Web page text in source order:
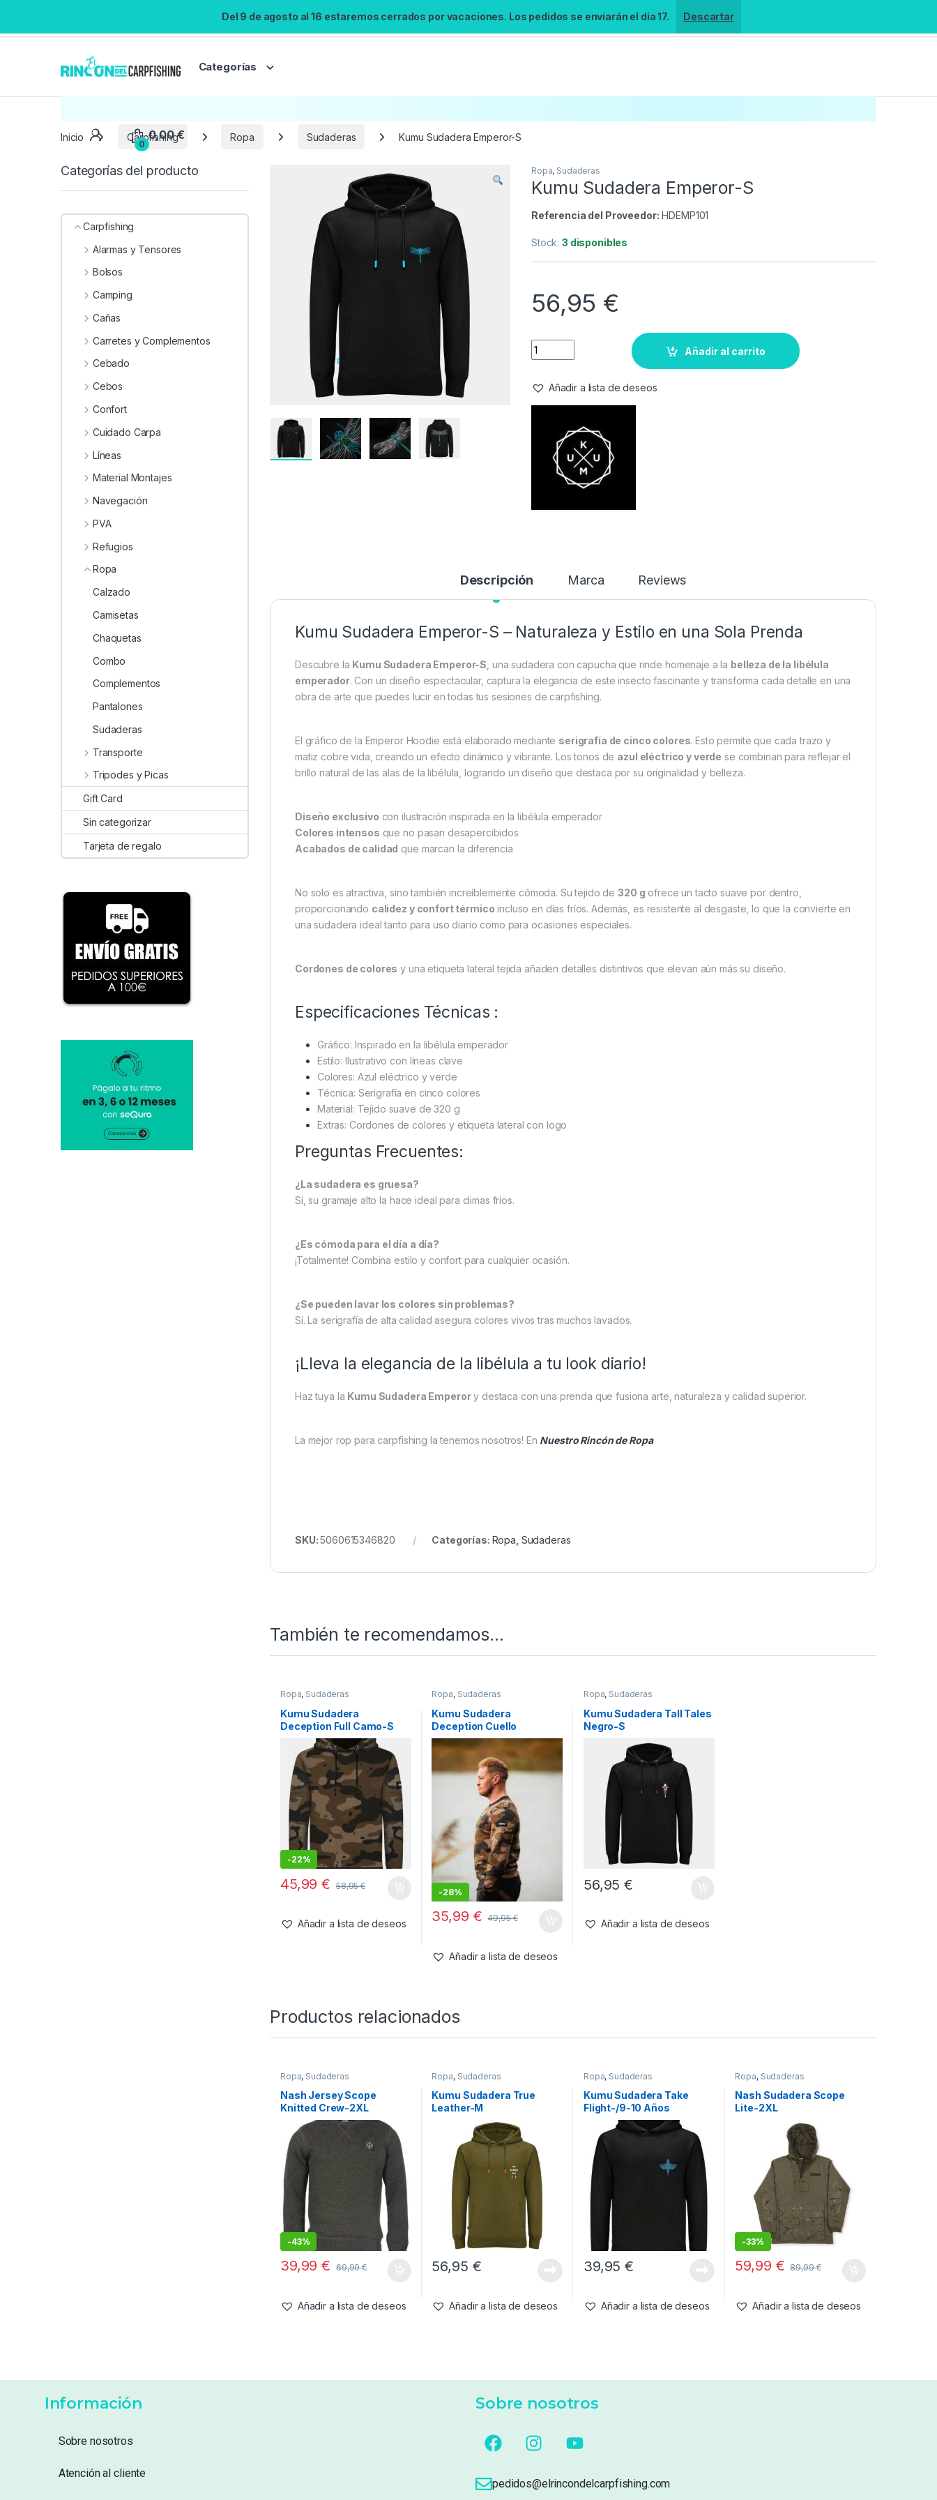
Del 9 de agosto al 16 estaremos cerrados por vacaciones. Los pedidos se enviarán el día 17. Descartar
Categorías
Búsqueda no disponible
No se pudo cargar el widget de búsqueda.
Inténtalo de nuevo.
Reintentar
Inicio Carpfishing Ropa Sudaderas Kumu Sudadera Emperor-S
Ropa, Sudaderas
Kumu Sudadera Emperor-S
Referencia del Proveedor: HDEMP101
Stock:3 disponibles
56,95 €
Añadir al carrito
Añadir a lista de deseos
Descripción Marca Reviews
Kumu Sudadera Emperor-S – Naturaleza y Estilo en una Sola Prenda
Descubre la Kumu Sudadera Emperor-S , una sudadera con capucha que rinde homenaje a la belleza de la libélula
emperador. Con un diseño espectacular, captura la elegancia de este insecto fascinante y transforma cada detalle en una
obra de arte que puedes lucir en todas tus sesiones de carpfishing.
El gráfico de la Emperor Hoodie está elaborado mediante serigrafía de cinco colores. Esto permite que cada trazo y
matiz cobre vida, creando un efecto dinámico y vibrante. Los tonos de azul eléctrico y verde se combinan para reflejar el
brillo natural de las alas de la libélula, logrando un diseño que destaca por su originalidad y belleza.
Diseño exclusivo con ilustración inspirada en la libélula emperador
Colores intensos que no pasan desapercibidos
Acabados de calidad que marcan la diferencia
No solo es atractiva, sino también increíblemente cómoda. Su tejido de320 g ofrece un tacto suave por dentro,
proporcionando calidez y confort térmico incluso en días fríos. Además, es resistente al desgaste, lo que la convierte en
una sudadera ideal tanto para uso diario como para ocasiones especiales.
Cordones de colores y una etiqueta lateral tejida añaden detalles distintivos que elevan aún más su diseño.
Especificaciones Técnicas :
Gráfico: Inspirado en la libélula emperador
Estilo: Ilustrativo con líneas clave
Colores: Azul eléctrico y verde
Técnica: Serigrafía en cinco colores
Material: Tejido suave de 320 g
Extras: Cordones de colores y etiqueta lateral con logo
Preguntas Frecuentes:
¿La sudadera es gruesa?
Sí, su gramaje alto la hace ideal para climas fríos.
¿Es cómoda para el día a día?
¡Totalmente! Combina estilo y confort para cualquier ocasión.
¿Se pueden lavar los colores sin problemas?
Sí. La serigrafía de alta calidad asegura colores vivos tras muchos lavados.
¡Lleva la elegancia de la libélula a tu look diario!
Haz tuya la Kumu Sudadera Emperory destaca con una prenda que fusiona arte, naturaleza y calidad superior.
La mejor rop para carpfishing la tenemos nosotros! En Nuestro Rincón de Ropa
SKU:5060615346820 Categorías: Ropa Sudaderas
También te recomendamos…
Ropa, Sudaderas
Kumu Sudadera
Deception Full Camo-S
-22%
45,99€ 58,95€
Añadir a lista de deseos
Ropa, Sudaderas
Kumu Sudadera
Deception Cuello
Redondo-S
-28%
35,99 € 49,95€
Añadir a lista de deseos
Ropa, Sudaderas
Kumu Sudadera Tall Tales
Negro-S
56,95€
Añadir a lista de deseos
Productos relacionados
Ropa, Sudaderas
Nash Jersey Scope
Knitted Crew-2XL
-43%
39,99€ 69,99€
Añadir a lista de deseos
Ropa, Sudaderas
Kumu Sudadera True
Leather-M
56,95 €
Añadir a lista de deseos
Ropa, Sudaderas
Kumu Sudadera Take
Flight-/9-10 Años
39,95€
Añadir a lista de deseos
Ropa, Sudaderas
Nash Sudadera Scope
Lite-2XL
-33%
59,99 € 89,99€
Añadir a lista de deseos
Categorías del producto
Carpfishing
Alarmas y Tensores
Bolsos
Camping
Cañas
Carretes y Complementos
Cebado
Cebos
Confort
Cuidado Carpa
Líneas
Material Montajes
Navegación
PVA
Refugios
Ropa
Calzado
Camisetas
Chaquetas
Combo
Complementos
Pantalones
Sudaderas
Transporte
Tripodes y Picas
Gift Card
Sin categorizar
Tarjeta de regalo
Información
Sobre nosotros
Atención al cliente
Sobre nosotros
pedidos@elrincondelcarpfishing.com